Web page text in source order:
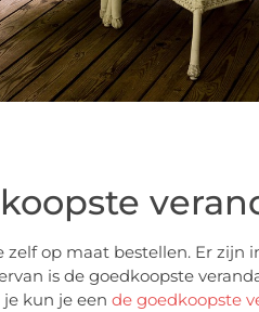
zelf op maat bestellen. Er
is de goedkoopste
kun je een de goedkoopste